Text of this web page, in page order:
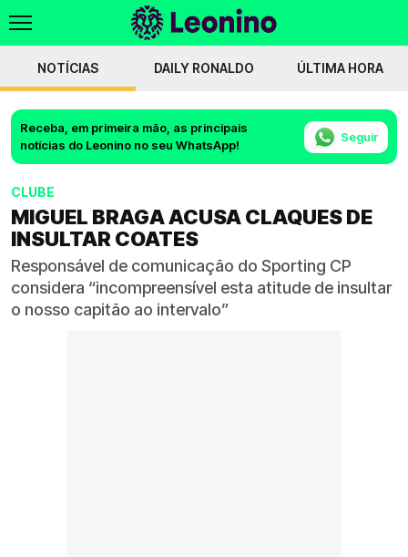
NOTÍCIAS DAILY RONALDO ÚLTIMA HORA
Receba, em primeira mão, as principais
notícias do Leonino no seu WhatsApp!
Seguir
CLUBE
MIGUEL BRAGA ACUSA CLAQUES DE
INSULTAR COATES
Responsável de comunicação do Sporting CP
considera “incompreensível esta atitude de insultar
o nosso capitão ao intervalo”